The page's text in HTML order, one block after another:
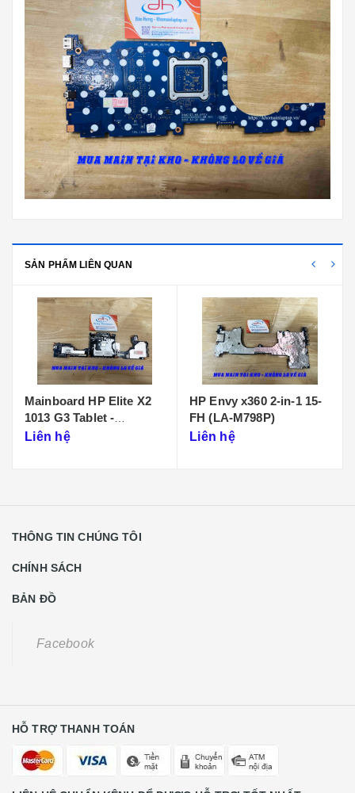
SẢN PHẨM LIÊN QUAN
HP Elite X2
G3 Tablet -
HP Envy x360 2-in-1 15-
FH (LA-M798P)
Main
THÔNG TIN CHÚNG TÔI
CHÍNH SÁCH
BẢN ĐỒ
Facebook
HỖ TRỢ THANH TOÁN